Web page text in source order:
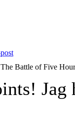
Battle of Five